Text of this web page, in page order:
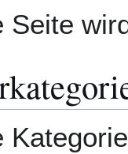
Seite